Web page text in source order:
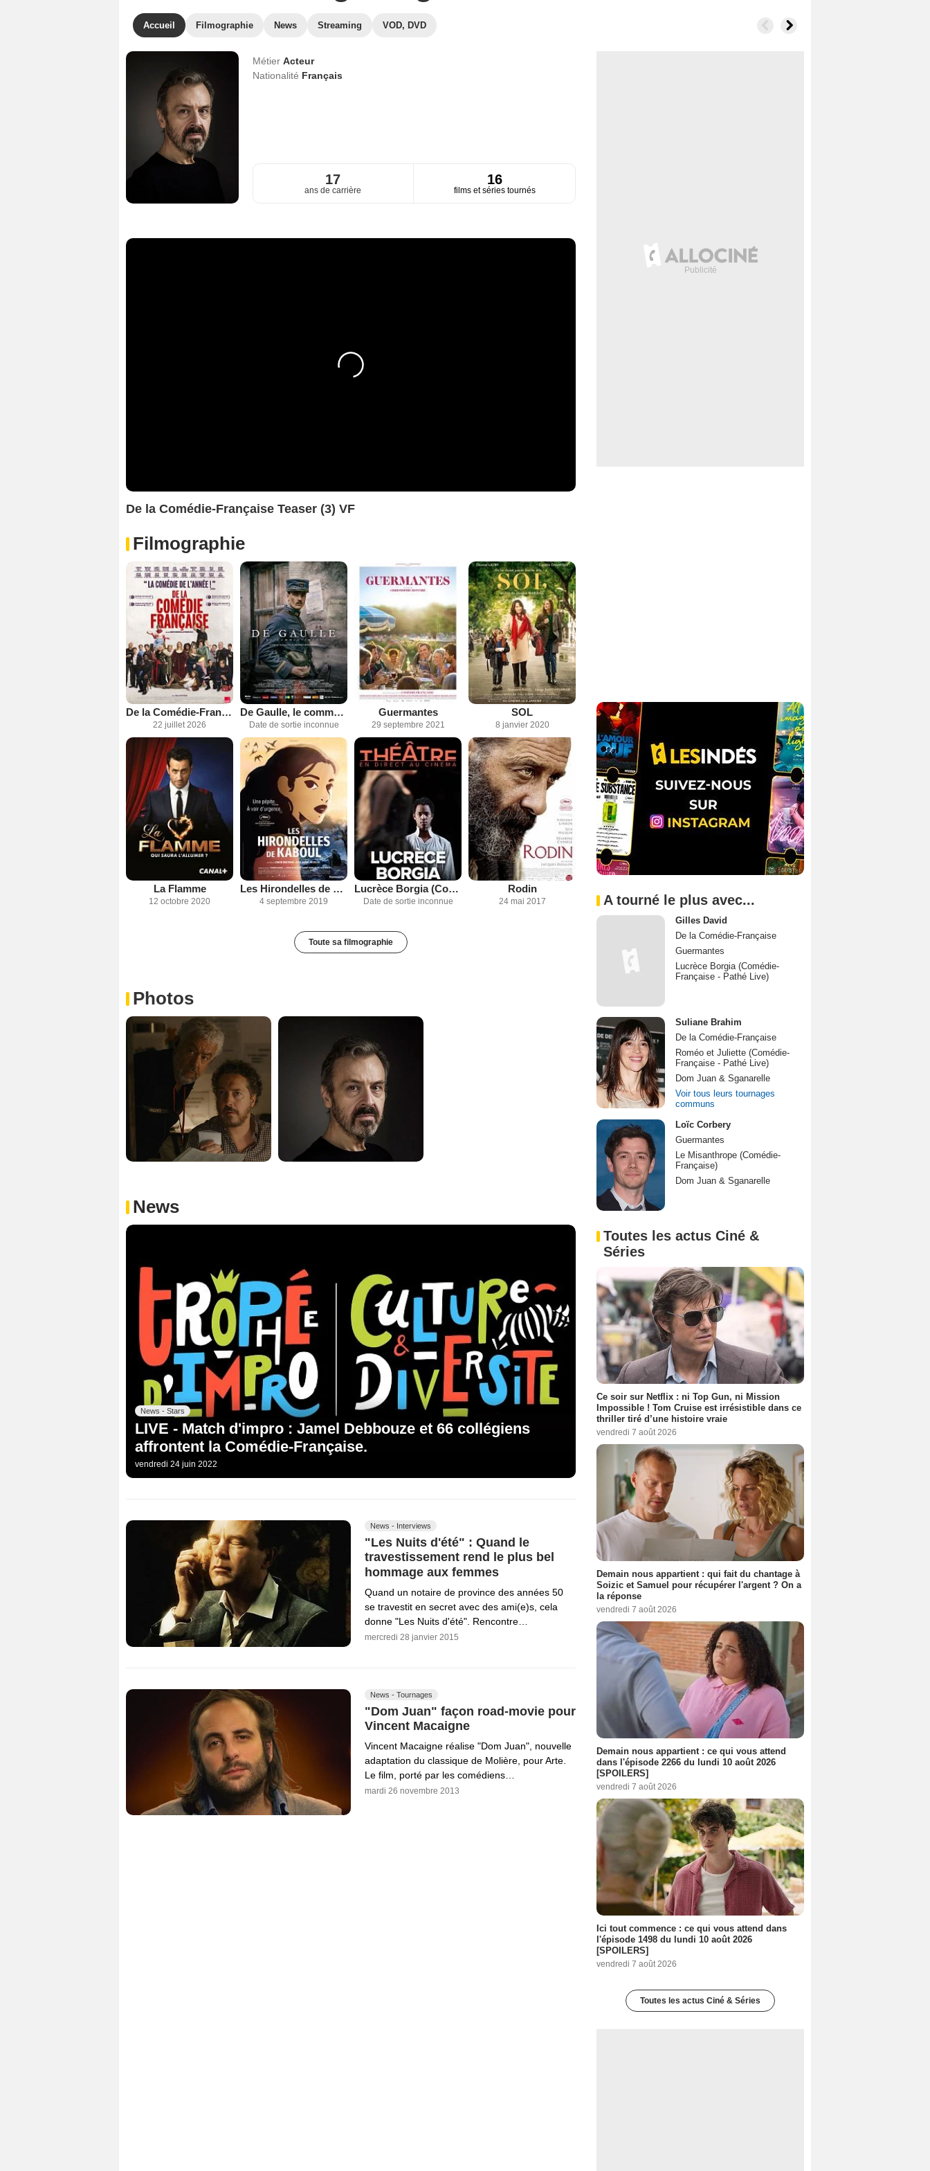
Accueil Filmographie News Streaming VOD, DVD
Métier Acteur
Nationalité Français
17
ans de carrière
16
films et séries tournés
De la Comédie-Française Teaser (3) VF
Filmographie
De la Comédie-Française
22 juillet 2026
De Gaulle, le commencement
Date de sortie inconnue
Guermantes
29 septembre 2021
SOL
8 janvier 2020
La Flamme
12 octobre 2020
Les Hirondelles de Kaboul
4 septembre 2019
Lucrèce Borgia (Comédie-Française - Pathé Live)
Date de sortie inconnue
Rodin
24 mai 2017
Toute sa filmographie
Photos
News
News - Stars
LIVE - Match d'impro : Jamel Debbouze et 66 collégiens
affrontent la Comédie-Française.
vendredi 24 juin 2022
News - Interviews
"Les Nuits d'été" : Quand le
travestissement rend le plus bel
hommage aux femmes
Quand un notaire de province des années 50
se travestit en secret avec des ami(e)s, cela
donne "Les Nuits d'été". Rencontre…
mercredi 28 janvier 2015
News - Tournages
"Dom Juan" façon road-movie pour
Vincent Macaigne
Vincent Macaigne réalise "Dom Juan", nouvelle
adaptation du classique de Molière, pour Arte.
Le film, porté par les comédiens…
mardi 26 novembre 2013
A tourné le plus avec...
Gilles David
De la Comédie-Française
Guermantes
Lucrèce Borgia (Comédie-
Française - Pathé Live)
Suliane Brahim
De la Comédie-Française
Roméo et Juliette (Comédie-
Française - Pathé Live)
Dom Juan & Sganarelle
Voir tous leurs tournages
communs
Loïc Corbery
Guermantes
Le Misanthrope (Comédie-
Française)
Dom Juan & Sganarelle
Toutes les actus Ciné &
Séries
Ce soir sur Netflix : ni Top Gun, ni Mission
Impossible ! Tom Cruise est irrésistible dans ce
thriller tiré d’une histoire vraie
vendredi 7 août 2026
Demain nous appartient : qui fait du chantage à
Soizic et Samuel pour récupérer l'argent ? On a
la réponse
vendredi 7 août 2026
Demain nous appartient : ce qui vous attend
dans l'épisode 2266 du lundi 10 août 2026
[SPOILERS]
vendredi 7 août 2026
Ici tout commence : ce qui vous attend dans
l'épisode 1498 du lundi 10 août 2026
[SPOILERS]
vendredi 7 août 2026
Toutes les actus Ciné & Séries